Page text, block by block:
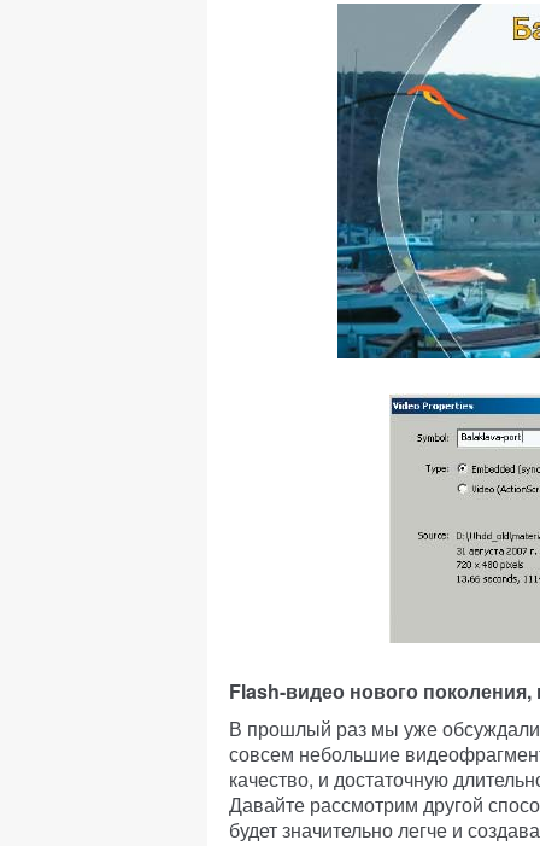
Flash-видео нового
В прошлый раз мы уже
совсем небольшие
качество, и достаточную
Давайте рассмотрим другой
будет значительно легче и